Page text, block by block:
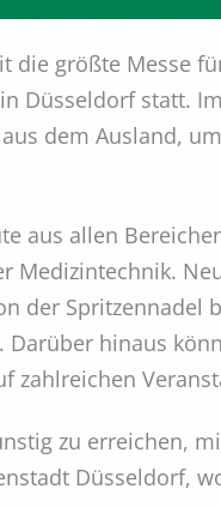
die größte Messe
Düsseldorf statt.
dem Ausland,
aus allen
Medizintechnik.
der Spritzennadel
Darüber hinaus
zahlreichen
zu erreichen,
Düsseldorf,